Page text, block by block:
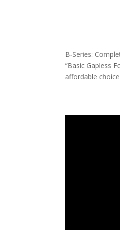
B-Series:
“Basic Gapless
affordable